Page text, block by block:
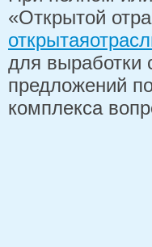
«Открытой
для выработки
предложений
комплекса